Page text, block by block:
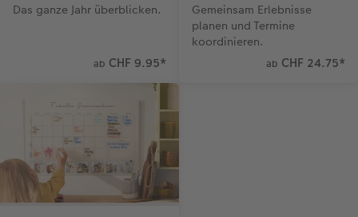
Das ganze Jahr überblicken.
ab CHF 9.95*
Gemeinsam Erlebnisse
planen und Termine
koordinieren.
ab CHF 24.75*